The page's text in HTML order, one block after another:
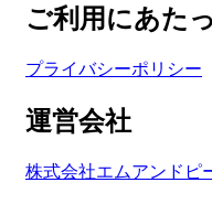
ご利用にあた
プライバシーポリシー
運営会社
株式会社エムアンドピ